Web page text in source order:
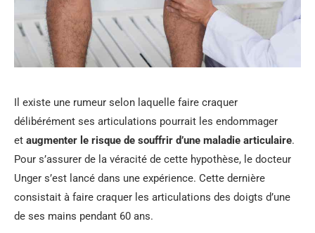
Il existe une rumeur selon laquelle faire craquer
délibérément ses articulations pourrait les endommager
et augmenter le risque de souffrir d’une maladie articulaire.
Pour s’assurer de la véracité de cette hypothèse, le docteur
Unger s’est lancé dans une expérience. Cette dernière
consistait à faire craquer les articulations des doigts d’une
de ses mains pendant 60 ans.